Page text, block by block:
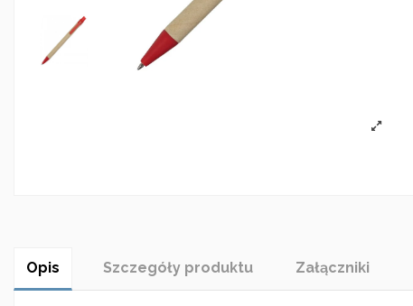
Opis Szczegóły produktu Załączniki